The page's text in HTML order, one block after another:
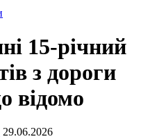
15-річний
з дороги
відомо
29.06.2026